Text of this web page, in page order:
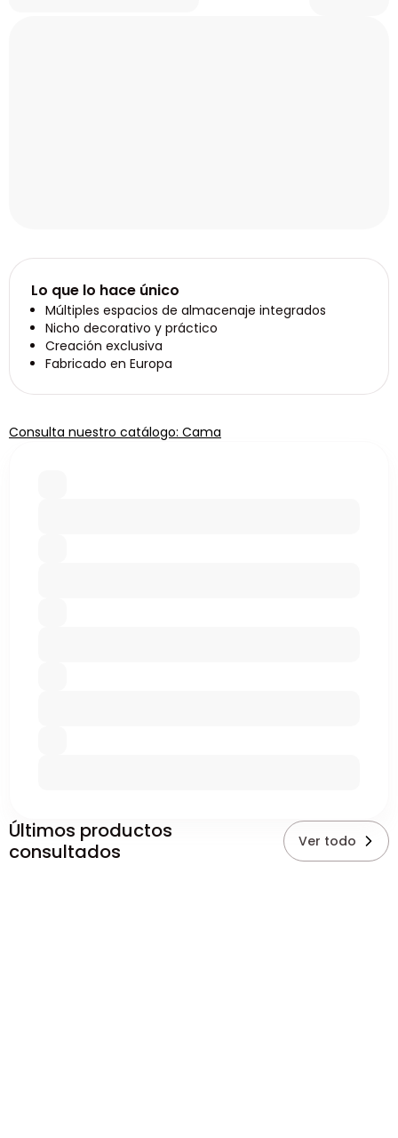
Lo que lo hace único
Múltiples espacios de almacenaje integrados
Nicho decorativo y práctico
Creación exclusiva
Fabricado en Europa
Consulta nuestro catálogo: Cama
Últimos productos
consultados
Ver todo